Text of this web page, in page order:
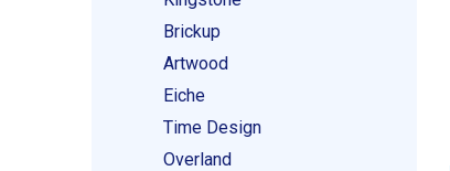
Brickup
Artwood
Eiche
Time Design
Overland